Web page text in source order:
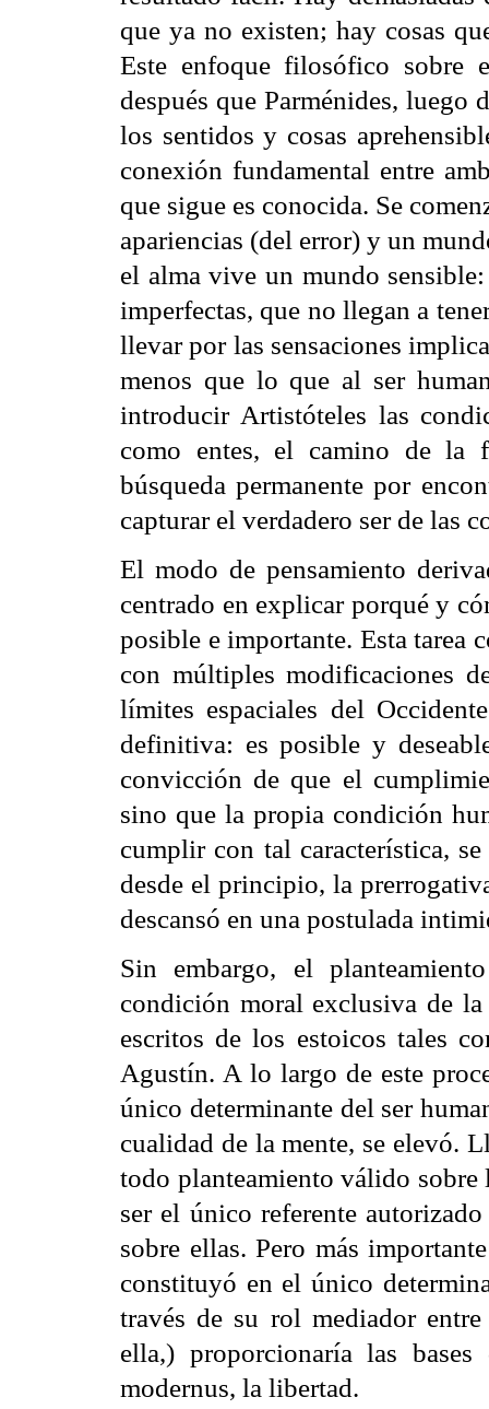
que ya no existen; hay cosas
Este enfoque filosófico sobre
después que Parménides, luego
los sentidos y cosas
conexión fundamental entre
que sigue es conocida. Se
apariencias (del error) y un
el alma vive un mundo
imperfectas, que no llegan a
llevar por las sensaciones
menos que lo que al ser
introducir Artistóteles las
como entes, el camino de la
búsqueda permanente por
capturar el verdadero ser de las
El modo de pensamiento
centrado en explicar porqué y
posible e importante. Esta tarea
con múltiples modificaciones
límites espaciales del
definitiva: es posible y
convicción de que el
sino que la propia condición
cumplir con tal característica,
desde el principio, la
descansó en una postulada
Sin embargo, el
condición moral exclusiva de
escritos de los estoicos tales
Agustín. A lo largo de este
único determinante del ser
cualidad de la mente, se elevó.
todo planteamiento válido sobre
ser el único referente
sobre ellas. Pero más
constituyó en el único
través de su rol mediador
ella,) proporcionaría las
modernus, la libertad.